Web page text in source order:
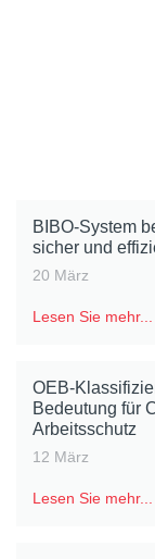
BIBO-System
sicher und
20 März
Lesen Sie mehr...
OEB-
Bedeutung für
Arbeitsschutz
12 März
Lesen Sie mehr...